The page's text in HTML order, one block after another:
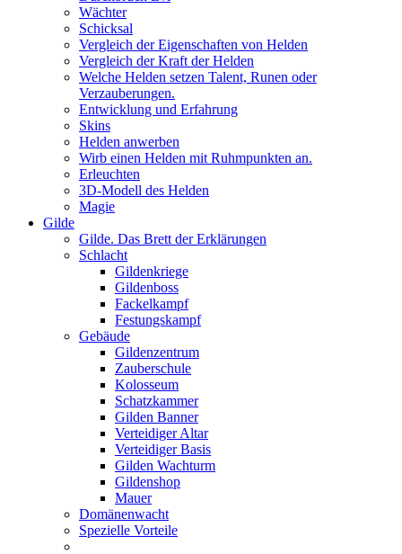
Wächter
Schicksal
Vergleich der Eigenschaften von Helden
Vergleich der Kraft der Helden
Welche Helden setzen Talent, Runen oder
Verzauberungen.
Entwicklung und Erfahrung
Skins
Helden anwerben
Wirb einen Helden mit Ruhmpunkten an.
Erleuchten
3D-Modell des Helden
Magie
Gilde
Gilde. Das Brett der Erklärungen
Schlacht
Gildenkriege
Gildenboss
Fackelkampf
Festungskampf
Gebäude
Gildenzentrum
Zauberschule
Kolosseum
Schatzkammer
Gilden Banner
Verteidiger Altar
Verteidiger Basis
Gilden Wachturm
Gildenshop
Mauer
Domänenwacht
Spezielle Vorteile